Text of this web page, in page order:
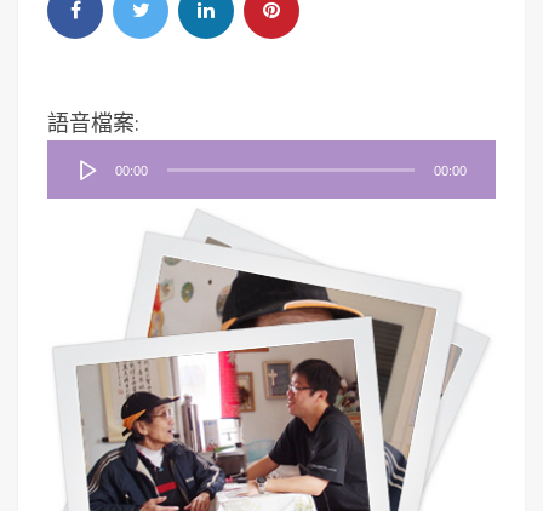
語音檔案:
器
00:00 00:00